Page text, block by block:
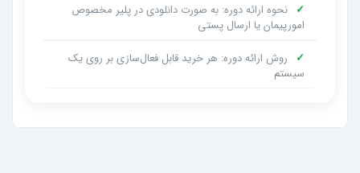
نحوه ارائه دوره: به صورت دانلودی در پلیر مخصوص
امورپیمان یا ارسال پستی
روش ارائه دوره: هر خرید قابل فعال‌سازی بر روی یک
سیستم